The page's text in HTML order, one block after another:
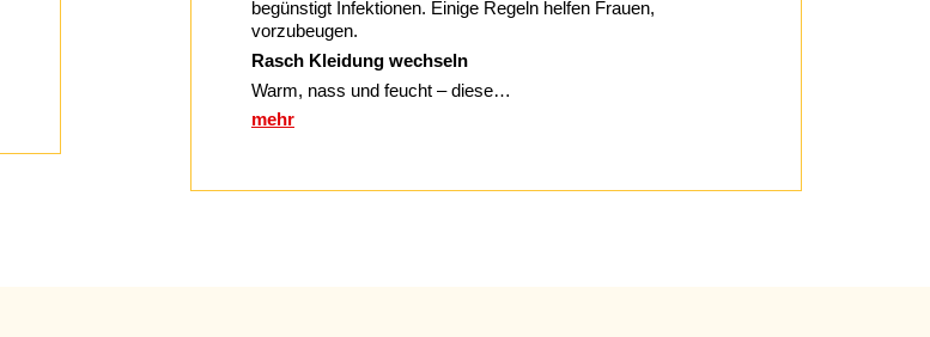
begünstigt Infektionen. Einige Regeln helfen Frauen,
vorzubeugen.
Rasch Kleidung wechseln
Warm, nass und feucht – diese…
mehr